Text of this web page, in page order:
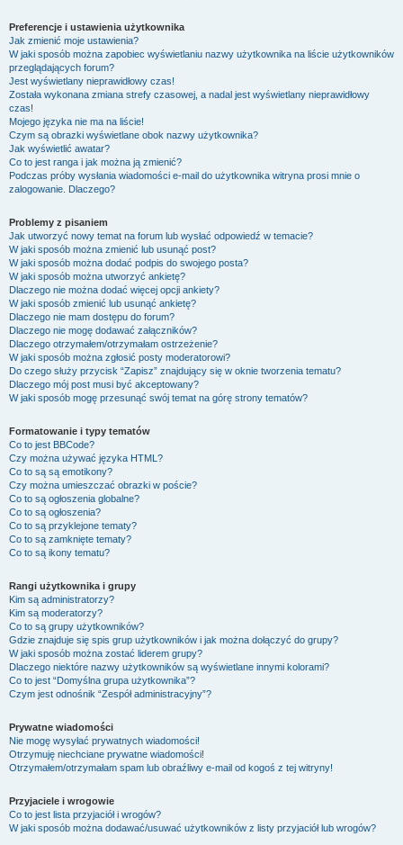
Preferencje i ustawienia użytkownika
Jak zmienić moje ustawienia?
W jaki sposób można zapobiec wyświetlaniu nazwy użytkownika na liście użytkowników
przeglądających forum?
Jest wyświetlany nieprawidłowy czas!
Została wykonana zmiana strefy czasowej, a nadal jest wyświetlany nieprawidłowy
czas!
Mojego języka nie ma na liście!
Czym są obrazki wyświetlane obok nazwy użytkownika?
Jak wyświetlić awatar?
Co to jest ranga i jak można ją zmienić?
Podczas próby wysłania wiadomości e-mail do użytkownika witryna prosi mnie o
zalogowanie. Dlaczego?
Problemy z pisaniem
Jak utworzyć nowy temat na forum lub wysłać odpowiedź w temacie?
W jaki sposób można zmienić lub usunąć post?
W jaki sposób można dodać podpis do swojego posta?
W jaki sposób można utworzyć ankietę?
Dlaczego nie można dodać więcej opcji ankiety?
W jaki sposób zmienić lub usunąć ankietę?
Dlaczego nie mam dostępu do forum?
Dlaczego nie mogę dodawać załączników?
Dlaczego otrzymałem/otrzymałam ostrzeżenie?
W jaki sposób można zgłosić posty moderatorowi?
Do czego służy przycisk “Zapisz” znajdujący się w oknie tworzenia tematu?
Dlaczego mój post musi być akceptowany?
W jaki sposób mogę przesunąć swój temat na górę strony tematów?
Formatowanie i typy tematów
Co to jest BBCode?
Czy można używać języka HTML?
Co to są są emotikony?
Czy można umieszczać obrazki w poście?
Co to są ogłoszenia globalne?
Co to są ogłoszenia?
Co to są przyklejone tematy?
Co to są zamknięte tematy?
Co to są ikony tematu?
Rangi użytkownika i grupy
Kim są administratorzy?
Kim są moderatorzy?
Co to są grupy użytkowników?
Gdzie znajduje się spis grup użytkowników i jak można dołączyć do grupy?
W jaki sposób można zostać liderem grupy?
Dlaczego niektóre nazwy użytkowników są wyświetlane innymi kolorami?
Co to jest “Domyślna grupa użytkownika”?
Czym jest odnośnik “Zespół administracyjny”?
Prywatne wiadomości
Nie mogę wysyłać prywatnych wiadomości!
Otrzymuję niechciane prywatne wiadomości!
Otrzymałem/otrzymałam spam lub obraźliwy e-mail od kogoś z tej witryny!
Przyjaciele i wrogowie
Co to jest lista przyjaciół i wrogów?
W jaki sposób można dodawać/usuwać użytkowników z listy przyjaciół lub wrogów?